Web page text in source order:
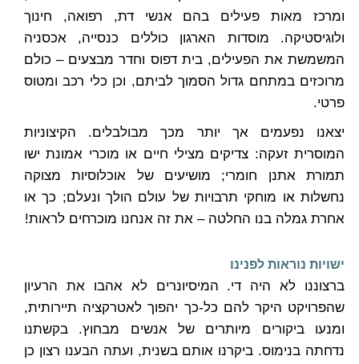
ומרכז מאות פעילים בהם אנשי דת, רפואה, חינוך
ולוגיסטיקה. מוסדות הארגון כוללים כנסייה, אכסניה
המשמשת את הפעילים, בית דפוס וחדר מבצעים – כולם
מרוכזים במתחם גדול הסמוך לביתם, וכן כלי רכב ומטוס
פרטי.
יצאנו נפעמים אך יותר מכך מבולבלים. הקיצוניות
המוסרית זעקה: צדיקים מצילי חיים או מוכרי אמונת ישו
תמורת אתנן חומרי; מושיעים של אוכלוסיות מצוקה
נחשלות או מוחקי תרבויות של עולם הולך ונעלם; כך או
אחרת גמלה בנו החלטה – את זה אנחנו מוכרחים לראות!
ישויות נוראות לפנינו
ברצוננו לא היה די. המיסיונרים לא אהבו את הרעיון
שהפרויקט היקר להם כל-כך יהפוך לאטרקציה תיירותית,
ומנעו ביקורים מיותרים של אנשים מבחוץ. בקשתנו
נדחתה בנימוס. ביקרנו אותם בשנית, ועתה הבענו רצון כן